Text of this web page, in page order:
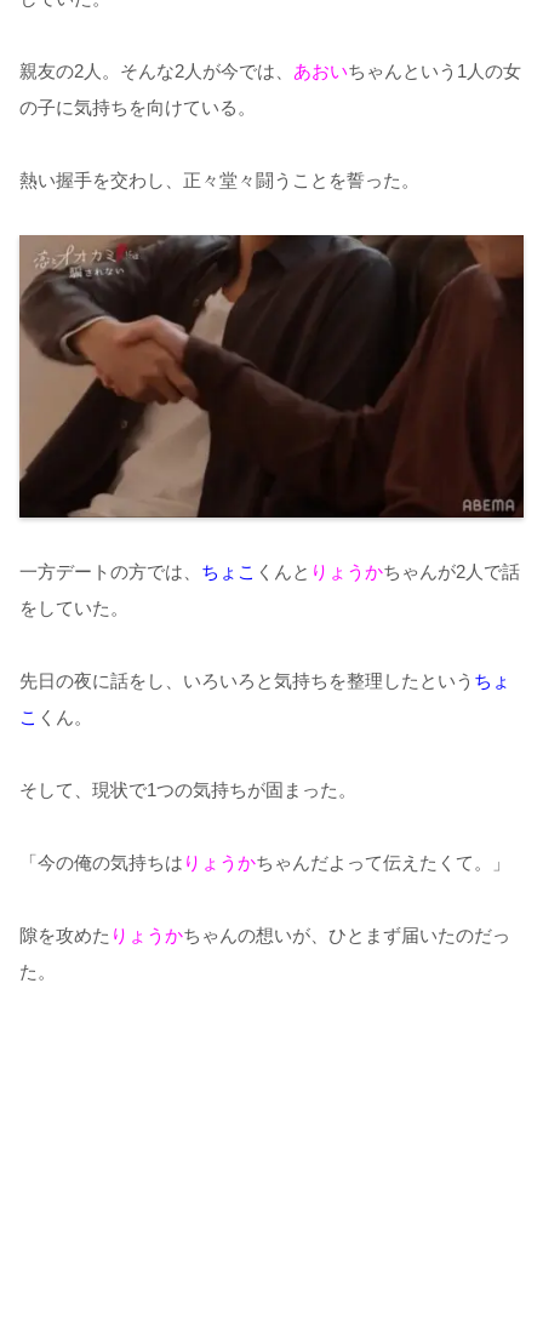
親友の2人。そんな2人が今では、 あおいちゃんという1人の女
の子に気持ちを向けている。
熱い握手を交わし、正々堂々闘うことを誓った。
一方デートの方では、 ちょこ くんと りょうかちゃんが2人で話
をしていた。
先日の夜に話をし、いろいろと気持ちを整理したという ちょ
こ くん。
そして、現状で1つの気持ちが固まった。
「今の俺の気持ちは りょうかちゃんだよって伝えたくて。」
隙を攻めた りょうかちゃんの想いが、ひとまず届いたのだっ
た。